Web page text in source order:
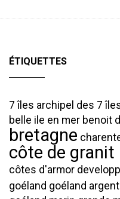
ÉTIQUETTES
7 îles archipel des 7
belle ile en mer benoit
bretagne
côte de granit
côtes d'armor
goéland goéland